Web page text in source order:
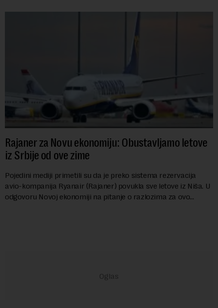
Rajaner za Novu ekonomiju: Obustavljamo letove
iz Srbije od ove zime
Pojedini mediji primetili su da je preko sistema rezervacija
avio-kompanija Ryanair (Rajaner) povukla sve letove iz Niša. U
odgovoru Novoj ekonomiji na pitanje o razlozima za ovo